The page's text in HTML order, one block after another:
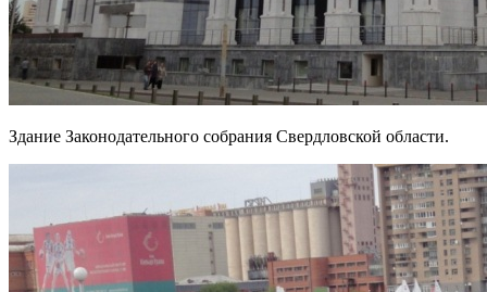
Здание Законодательного собрания Свердловской области.